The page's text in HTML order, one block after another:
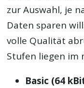
zur Auswahl, je
Daten sparen
volle Qualität
Stufen liegen im
Basic (64